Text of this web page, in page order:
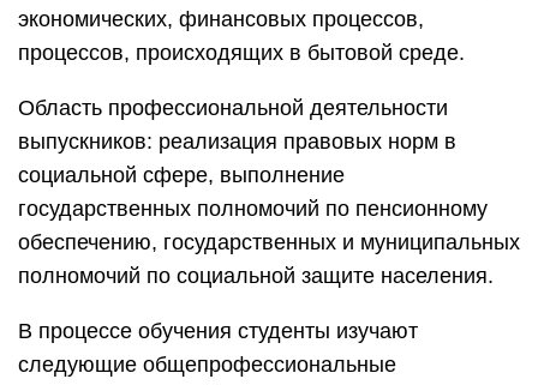
экономических, финансовых процессов,
процессов, происходящих в бытовой среде.
Область профессиональной деятельности
выпускников: реализация правовых норм в
социальной сфере, выполнение
государственных полномочий по пенсионному
обеспечению, государственных и муниципальных
полномочий по социальной защите населения.
В процессе обучения студенты изучают
следующие общепрофессиональные